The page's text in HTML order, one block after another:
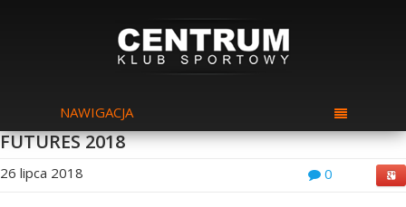
NAWIGACJA
FUTURES 2018
0
26 lipca 2018